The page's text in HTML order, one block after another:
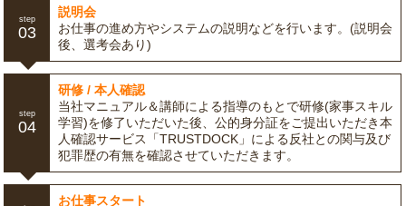
step
03
説明会
お仕事の進め方やシステムの説明などを行います。(説明会
後、選考会あり)
step
04
研修 / 本人確認
当社マニュアル＆講師による指導のもとで研修(家事スキル
学習)を修了いただいた後、公的身分証をご提出いただき本
人確認サービス「TRUSTDOCK」による反社との関与及び
犯罪歴の有無を確認させていただきます。
お仕事スタート